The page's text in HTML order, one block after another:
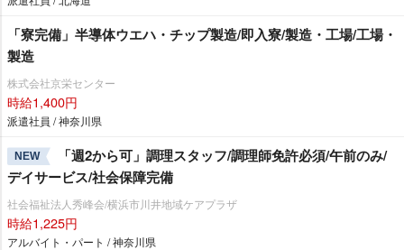
「寮完備」半導体ウエハ・チップ製造/即入寮/製造・工場/工場・
製造
株式会社京栄センター
時給1,400円
派遣社員 / 神奈川県
NEW
「週2から可」調理スタッフ/調理師免許必須/午前のみ/
デイサービス/社会保障完備
社会福祉法人秀峰会/横浜市川井地域ケアプラザ
時給1,225円
アルバイト・パート / 神奈川県